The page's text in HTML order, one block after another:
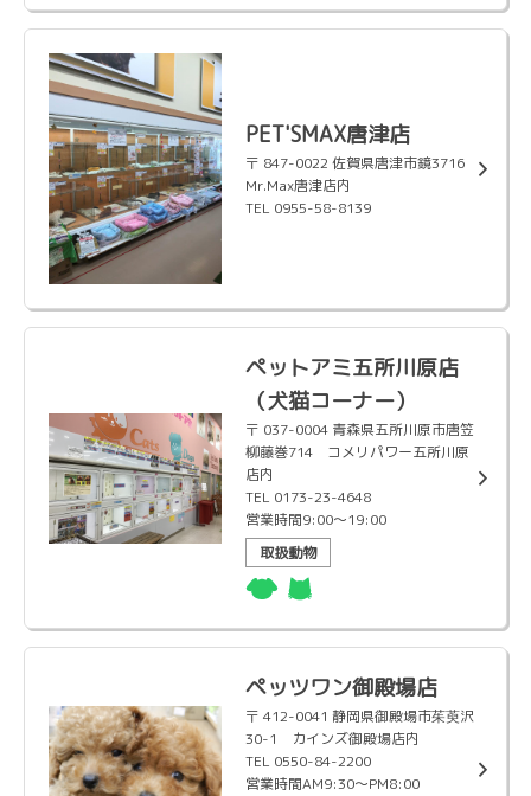
PET'SMAX唐津店
〒 847-0022 佐賀県唐津市鏡3716
Mr.Max唐津店内
TEL 0955-58-8139
ペットアミ五所川原店
（犬猫コーナー）
〒 037-0004 青森県五所川原市唐笠
柳藤巻714 コメリパワー五所川原
店内
TEL 0173-23-4648
営業時間9:00～19:00
取扱動物
ペッツワン御殿場店
〒 412-0041 静岡県御殿場市茱萸沢
30-1 カインズ御殿場店内
TEL 0550-84-2200
営業時間AM9:30～PM8:00